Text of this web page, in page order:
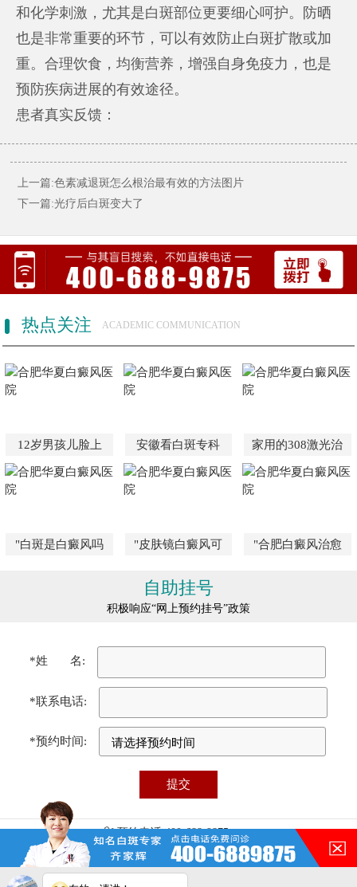
和化学刺激，尤其是白斑部位更要细心呵护。防晒
也是非常重要的环节，可以有效防止白斑扩散或加
重。合理饮食，均衡营养，增强自身免疫力，也是
预防疾病进展的有效途径。
患者真实反馈：
上一篇:色素减退斑怎么根治最有效的方法图片
下一篇:光疗后白斑变大了
热点关注 ACADEMIC COMMUNICATION
12岁男孩儿脸上 安徽看白斑专科 家用的308激光治
"白斑是白癜风吗 "皮肤镜白癜风可 "合肥白癜风治愈
自助挂号
积极响应“网上预约挂号”政策
*姓 名:
*联系电话:
*预约时间:
预约电话:400-688-9875
医院地址:合肥市瑶海区铜陵路87号（铜陵路与裕溪路交叉口）
门诊时间:08:00 - 17:00